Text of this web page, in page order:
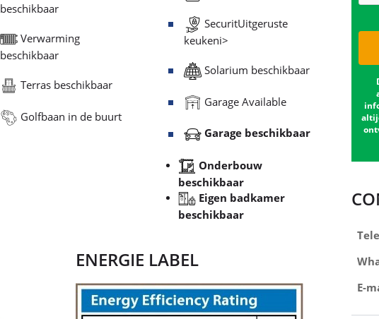
beschikbaar
Verwarming
beschikbaar
Terras beschikbaar
Golfbaan in de buurt
SecuritUitgeruste
keukeni>
Solarium beschikbaar
Garage Available
Garage beschikbaar
Onderbouw
beschikbaar
Eigen badkamer
beschikbaar
ENERGIE LABEL
E-